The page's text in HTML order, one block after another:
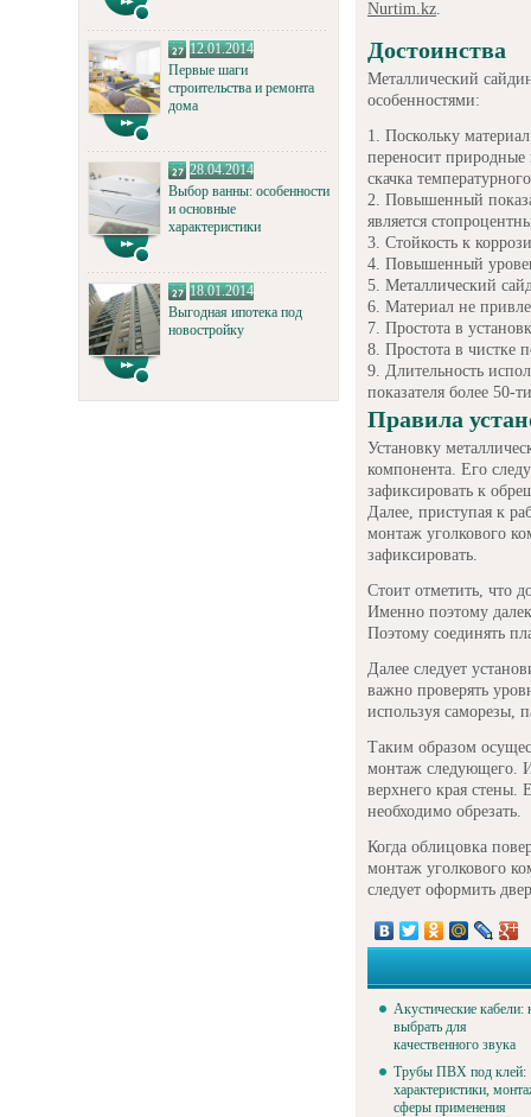
12.01.2014
Первые шаги
строительства и ремонта
дома
28.04.2014
Выбор ванны: особенности
и основные
характеристики
18.01.2014
Выгодная ипотека под
новостройку
Nurtim.kz
Достоинства
Металлический
особенностями:
Поскольку
переносит природные
скачка
Повышенный
является
Стойкость к
Повышенный
Металлический
Материал не
Простота в
Простота в чистке
Длительность
показателя более 50-
Правила
Установку
компонента. Его
зафиксировать к
Далее, приступая к
монтаж уголкового
зафиксировать.
Стоит отметить, что
Именно поэтому
Поэтому соединять
Далее следует
важно проверять
используя саморезы,
Таким образом
монтаж следующего.
верхнего края стены.
необходимо обрезать.
Когда облицовка
монтаж уголкового
следует оформить
Акустические кабели:
выбрать для
качественного звука
Трубы ПВХ под клей:
характеристики,
сферы применения